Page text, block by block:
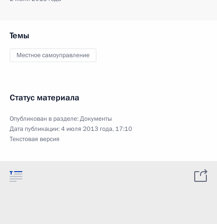
Темы
Местное самоуправление
Статус материала
Опубликован в разделе:Документы
Дата публикации:4 июля 2013 года, 17:10
Текстовая версия